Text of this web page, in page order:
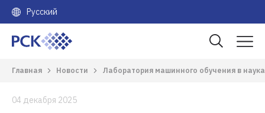
Русский
Главная Новости Лаборатория машинного обучения в
04 декабря 2025